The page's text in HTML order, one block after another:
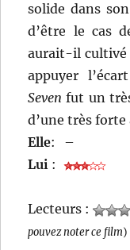
solide dans
d’être le cas
aurait-il cultivé
appuyer
Seven fut un
d’une très forte
Elle:
–
Lui :
Lecteurs :
pouvez noter ce film)